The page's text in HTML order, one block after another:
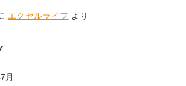
エクセルライフ より
月